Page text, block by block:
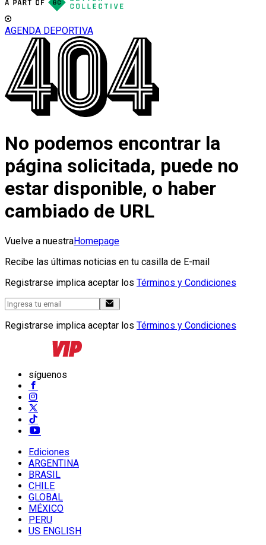
AGENDA DEPORTIVA
No podemos encontrar la
página solicitada, puede no
estar disponible, o haber
cambiado de URL
Vuelve a nuestraHomepage
Recibe las últimas noticias en tu casilla de E-mail
Registrarse implica aceptar los Términos y Condiciones
Registrarse implica aceptar los Términos y Condiciones
síguenos
Ediciones
ARGENTINA
BRASIL
CHILE
GLOBAL
MÉXICO
PERU
US ENGLISH